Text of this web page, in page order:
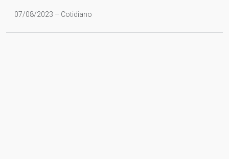
07/08/2023 – Cotidiano